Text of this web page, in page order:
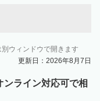
ウィンドウで開きます
更新日：2026年8月7日
ライン対応可で相